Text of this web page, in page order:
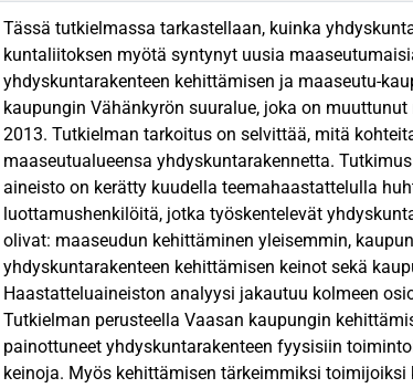
Tässä tutkielmassa tarkastellaan, kuinka
kuntaliitoksen myötä syntynyt uusia
yhdyskuntarakenteen kehittämisen ja maaseutu-
kaupungin Vähänkyrön suuralue, joka on
2013. Tutkielman tarkoitus on selvittää, mitä
maaseutualueensa yhdyskuntarakennetta.
aineisto on kerätty kuudella teemahaastattelulla
luottamushenkilöitä, jotka työskentelevät
olivat: maaseudun kehittäminen yleisemmin,
yhdyskuntarakenteen kehittämisen keinot sekä
Haastatteluaineiston analyysi jakautuu kolmeen
Tutkielman perusteella Vaasan kaupungin
painottuneet yhdyskuntarakenteen fyysisiin
keinoja. Myös kehittämisen tärkeimmiksi